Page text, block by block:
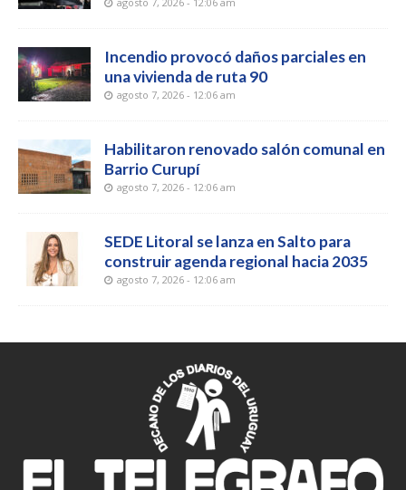
Incendio provocó daños parciales en
una vivienda de ruta 90
agosto 7, 2026 - 12:06 am
Habilitaron renovado salón comunal en
Barrio Curupí
agosto 7, 2026 - 12:06 am
SEDE Litoral se lanza en Salto para
construir agenda regional hacia 2035
agosto 7, 2026 - 12:06 am